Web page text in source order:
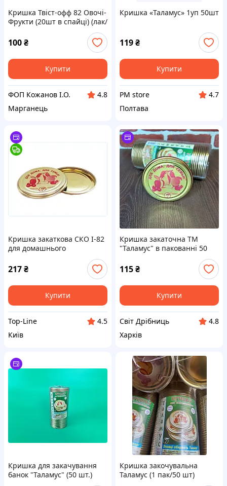
Кришка Твіст-офф 82 Овочі-
Фрукти (20шт в спайці) (лак/
100₴
Купити
ФОП Кожанов І.О.
4.8
Марганець
Кришка «Таламус» 1уп 50шт
119₴
Купити
PM store
4.7
Полтава
Кришка закаткова СКО I-82
для домашнього
банки із золотистим лаком
50 шт.
217₴
Купити
Top-Line
4.5
Київ
Кришка закаточна ТМ
"Таламус" в пакованні 50
115₴
Купити
Світ Дрібниць
4.8
Харків
Кришка для закачування
банок "Таламус" (50 шт.)
Кришка закочувальна
Таламус (1 пак/50 шт)